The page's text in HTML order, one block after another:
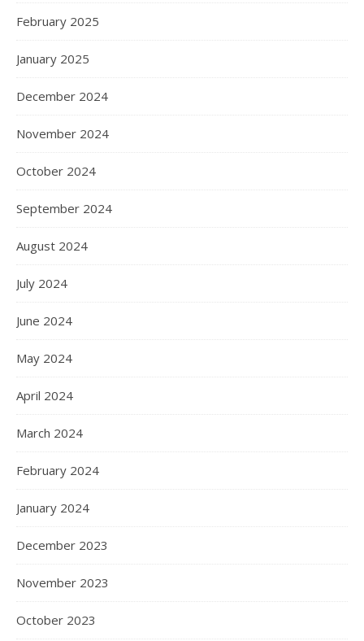
February 2025
January 2025
December 2024
November 2024
October 2024
September 2024
August 2024
July 2024
June 2024
May 2024
April 2024
March 2024
February 2024
January 2024
December 2023
November 2023
October 2023